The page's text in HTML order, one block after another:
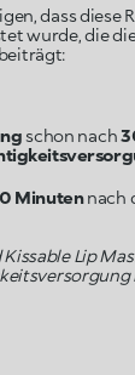
dass diese
wurde, die
schon nach
Minuten
Lip